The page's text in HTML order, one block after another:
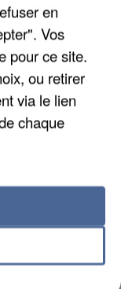
PAR UNE
en
Vos
pour ce site.
ou retirer
via le lien
chaque